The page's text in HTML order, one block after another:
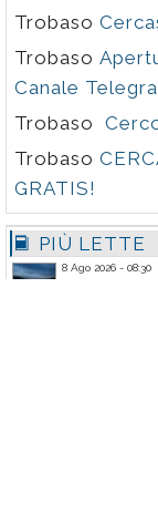
Trobaso
Trobaso
Canale
Trobaso
Trobaso
GRATIS!
PIÙ LETTE
8 Ago 2026 - 08:30